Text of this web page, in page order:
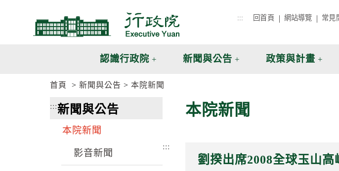
::: 回首頁 網站導覽 常見
認識行政院 新聞與公告 政策與計畫
首頁 新聞與公告 本院新聞
:::新聞與公告
本院新聞
影音新聞
本院新聞
:::
劉揆出席2008全球玉山